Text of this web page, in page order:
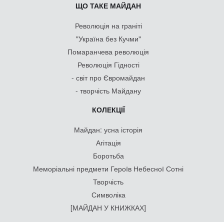
ЩО ТАКЕ МАЙДАН
Революція на граніті
"Україна без Кучми"
Помаранчева революція
Революція Гідності
- світ про Євромайдан
- творчість Майдану
КОЛЕКЦІЇ
Майдан: усна історія
Агітація
Боротьба
Меморіальні предмети Героїв Небесної Сотні
Творчість
Символіка
[МАЙДАН У КНИЖКАХ]